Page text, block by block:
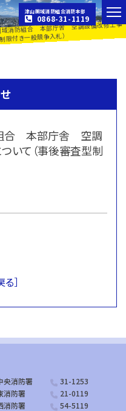
津山圏域消防組合消防本部
0868-31-1119
域消防組合 本部庁舎 空調設備改修工事
限付き一般競争入札）
組合 本部庁舎 空調
いて（事後審査型制
］
央消防署
31-1253
消防署
21-0119
消防署
54-5119